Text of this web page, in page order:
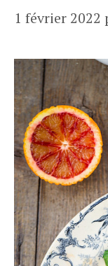
1 février 2022